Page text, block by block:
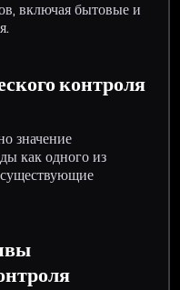
включая бытовые и
контроля
значение
как одного из
существующие